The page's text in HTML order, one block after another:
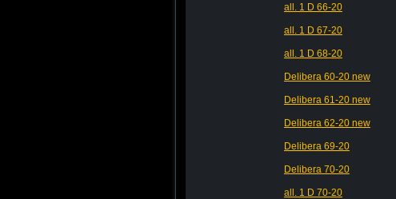
all. 1 D 66-20
all. 1 D 67-20
all. 1 D 68-20
Delibera 60-20 new
Delibera 61-20 new
Delibera 62-20 new
Delibera 69-20
Delibera 70-20
all. 1 D 70-20